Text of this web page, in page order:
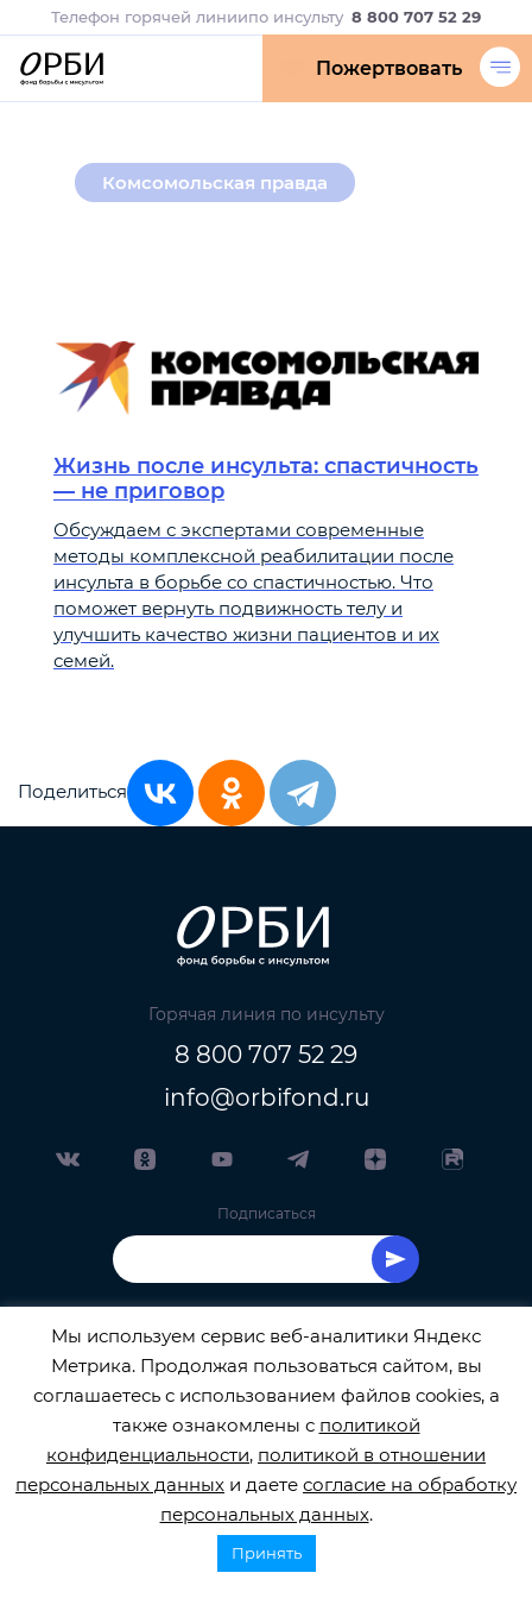
Телефон горячей линиипо инсульту 8 800 707 52 29
Пожертвовать
Комсомольская правда
Жизнь после инсульта: спастичность
— не приговор
Обсуждаем с экспертами современные
методы комплексной реабилитации после
инсульта в борьбе со спастичностью. Что
поможет вернуть подвижность телу и
улучшить качество жизни пациентов и их
семей.
Поделиться
Горячая линия по инсульту
8 800 707 52 29
info@orbifond.ru
Подписаться
ОФИЦИАЛЬНЫЙ ОПЕРАТОР ОБРАБОТКИ
ПЕРСОНАЛЬНЫХ ДАННЫХ РЕГИСТРАЦИОННЫЙ
НОМЕР 77-22-133540
Мы используем сервис веб-аналитики Яндекс
Метрика. Продолжая пользоваться сайтом, вы
соглашаетесь с использованием файлов cookies, а
также ознакомлены с политикой
конфиденциальности, политикой в отношении
персональных данных и даете согласие на обработку
персональных данных.
Принять